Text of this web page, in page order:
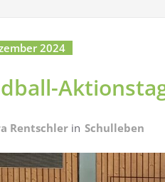
2024
Rentschler in Schulleben